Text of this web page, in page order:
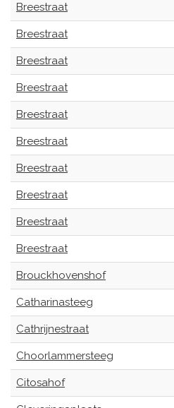
Breestraat
Breestraat
Breestraat
Breestraat
Breestraat
Breestraat
Breestraat
Breestraat
Breestraat
Breestraat
Brouckhovenshof
Catharinasteeg
Cathrijnestraat
Choorlammersteeg
Citosahof